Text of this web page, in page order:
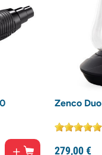
Zenco Duo
279,00€